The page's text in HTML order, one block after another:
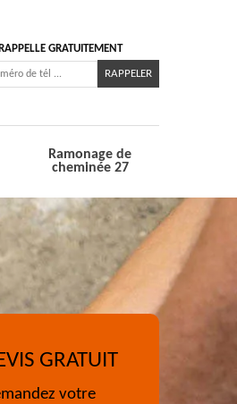
GRATUITEMENT
Ramonage de
cheminée 27
GRATUIT
votre